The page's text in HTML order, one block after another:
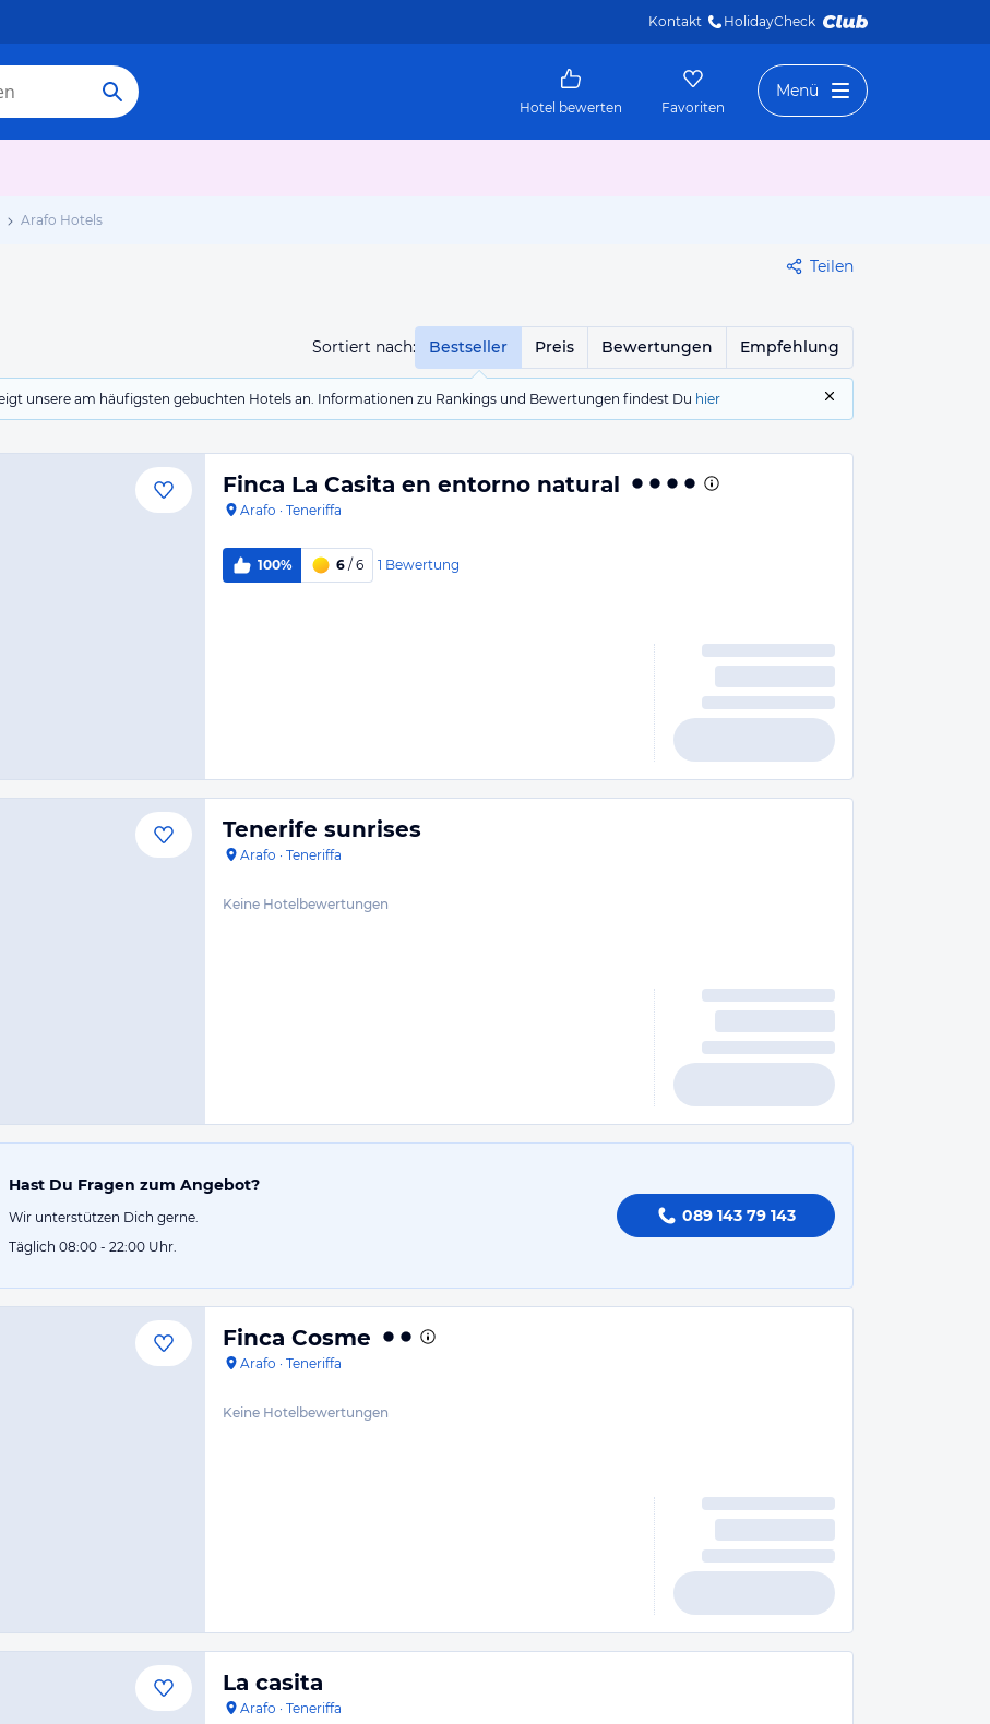
Kontakt HolidayCheck
Hotel bewerten Favoriten
Menü
Arafo Hotels
Teilen
Sortiert nach: Bestseller Preis Bewertungen Empfehlung
unsere am häufigsten gebuchten Hotels an. Informationen zu Rankings und Bewertungen findest Du hier
Finca La Casita en entorno natural
Arafo · Teneriffa
100% 6 / 6 1 Bewertung
Tenerife sunrises
Arafo · Teneriffa
Keine Hotelbewertungen
Hast Du Fragen zum Angebot?
Wir unterstützen Dich gerne.
Täglich 08:00 - 22:00 Uhr.
089 143 79 143
Finca Cosme
Arafo · Teneriffa
Keine Hotelbewertungen
La casita
Arafo · Teneriffa